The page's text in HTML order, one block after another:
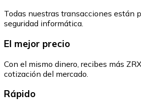
Todas nuestras transacciones están
seguridad informática.
El mejor precio
Con el mismo dinero, recibes más
cotización del mercado.
Rápido